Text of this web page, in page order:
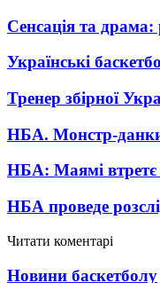
Сенсація та
Українські
Тренер збірної
НБА. Монстр-данки
НБА: Маямі втретє
НБА проведе
Читати коментарі
Новини баскетболу